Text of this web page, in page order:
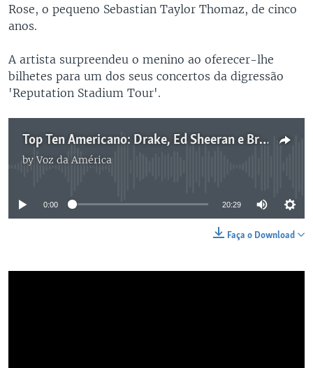
Rose, o pequeno Sebastian Taylor Thomaz, de cinco
anos.
A artista surpreendeu o menino ao oferecer-lhe
bilhetes para um dos seus concertos da digressão
'Reputation Stadium Tour'.
Top Ten Americano: Drake, Ed Sheeran e Bruno Mars têm as receitas do sucesso
byVoz da América
No media source currently available
0:00 20:29
Faça o Download